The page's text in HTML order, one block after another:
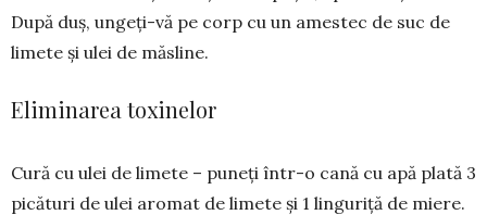
După duș, ungeți-vă pe corp cu un amestec de suc de
limete și ulei de măsline.
Eliminarea toxinelor
Cură cu ulei de limete – puneți în­tr-o cană cu apă pla­tă 3
picături de ulei aromat de li­mete și 1 lingu­riță de mie­re.